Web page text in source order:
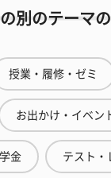
別のテーマ
授業・履修・ゼミ
お出かけ・イベン
金 テスト・